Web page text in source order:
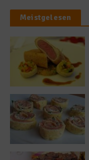
Meistgelesen